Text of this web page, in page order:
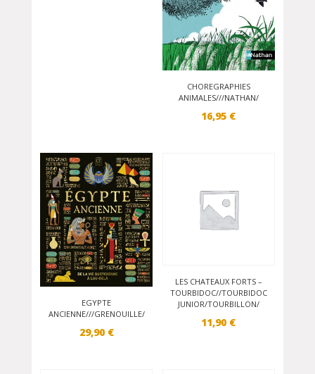
CHOREGRAPHIES
ANIMALES///NATHAN/
16,95 €
EGYPTE
ANCIENNE///GRENOUILLE/
29,90 €
LES CHATEAUX FORTS –
TOURBIDOC//TOURBIDOC
JUNIOR/TOURBILLON/
11,90 €